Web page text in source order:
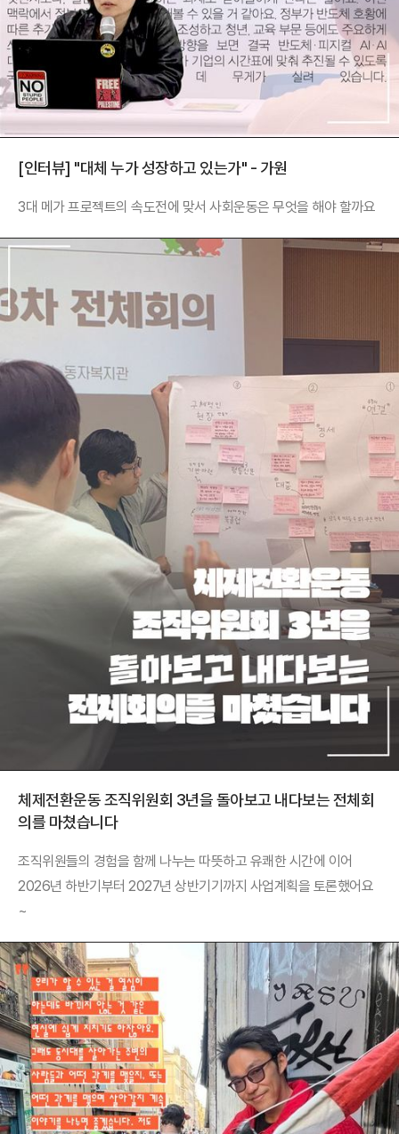
[인터뷰] "대체 누가 성장하고 있는가" - 가원
3대 메가 프로젝트의 속도전에 맞서 사회운동은 무엇을 해야 할까요
체제전환운동 조직위원회 3년을 돌아보고 내다보는 전체회
의를 마쳤습니다
조직위원들의 경험을 함께 나누는 따뜻하고 유쾌한 시간에 이어
2026년 하반기부터 2027년 상반기기까지 사업계획을 토론했어요
~